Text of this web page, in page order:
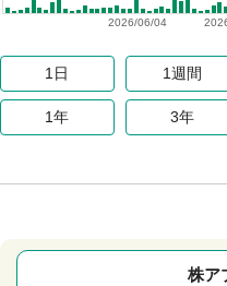
2026/06/04
1日 1週間
1年 3年
株ア